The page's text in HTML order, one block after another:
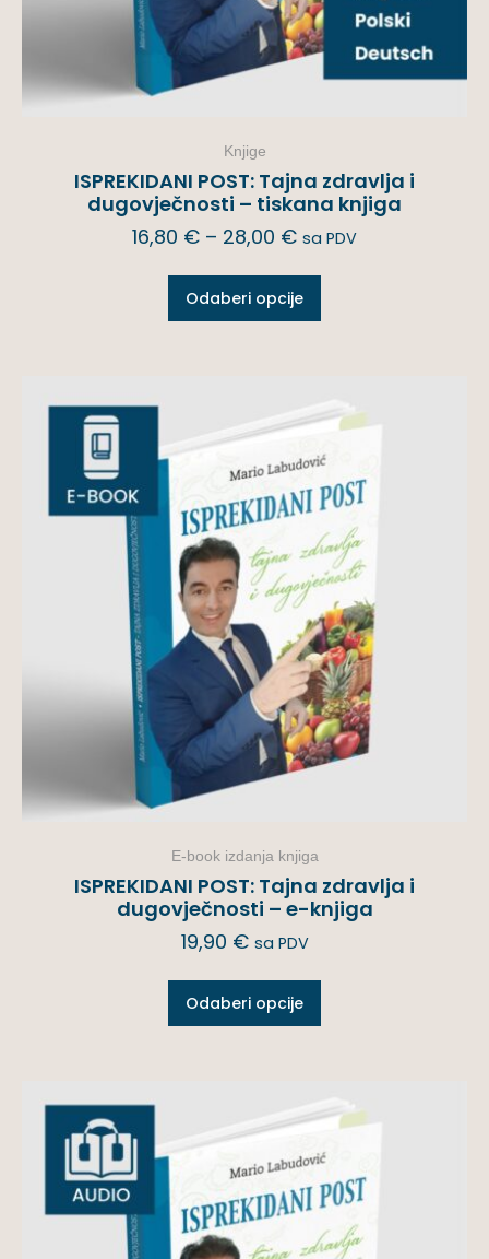
Knjige
ISPREKIDANI POST: Tajna zdravlja i
dugovječnosti – tiskana knjiga
16,80 € – 28,00 € sa PDV
Odaberi opcije
E-book izdanja knjiga
ISPREKIDANI POST: Tajna zdravlja i
dugovječnosti – e-knjiga
19,90 € sa PDV
Odaberi opcije